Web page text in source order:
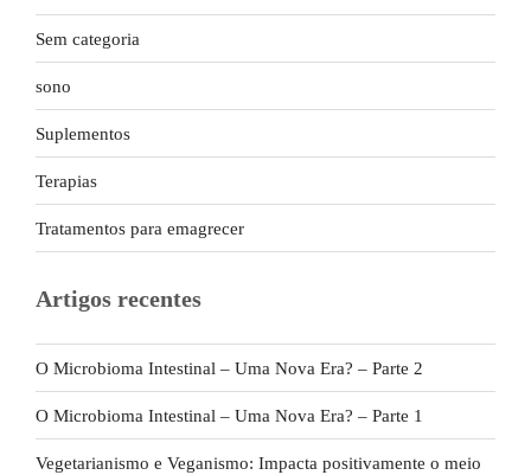
Sem categoria
sono
Suplementos
Terapias
Tratamentos para emagrecer
Artigos recentes
O Microbioma Intestinal – Uma Nova Era? – Parte 2
O Microbioma Intestinal – Uma Nova Era? – Parte 1
Vegetarianismo e Veganismo: Impacta positivamente o meio